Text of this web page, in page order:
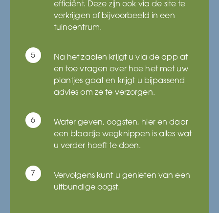
efficiënt. Deze zijn ook via de site te
verkrijgen of bijvoorbeeld in een
tuincentrum.
Na het zaaien krijgt u via de app af
en toe vragen over hoe het met uw
plantjes gaat en krijgt u bijpassend
advies om ze te verzorgen.
Water geven, oogsten, hier en daar
een blaadje wegknippen is alles wat
u verder hoeft te doen.
Vervolgens kunt u genieten van een
uitbundige oogst.